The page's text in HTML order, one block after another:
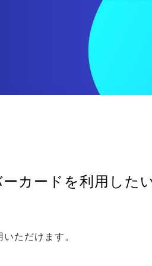
カードを利用した
ただけます。